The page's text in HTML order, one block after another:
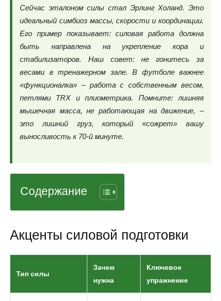
Сейчас эталоном силы стал Эрлинг Холанд. Это
идеальный симбиоз массы, скорости и координации.
Его пример показывает: силовая работа должна
быть направлена на укрепление кора и
стабилизаторов. Наш совет: не гонитесь за
весами в тренажерном зале. В футболе важнее
«функционалка» – работа с собственным весом,
петлями TRX и плиометрика. Помните: лишняя
мышечная масса, не работающая на движение, –
это лишний груз, который «сожрет» вашу
выносливость к 70-й минуте.
Содержание
Акценты силовой подготовки
Тип силы
Зачем
нужна
Ключевое
упражнение